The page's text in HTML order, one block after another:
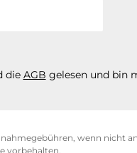
die AGB gelesen und bin
wenn nicht
vorbehalten.